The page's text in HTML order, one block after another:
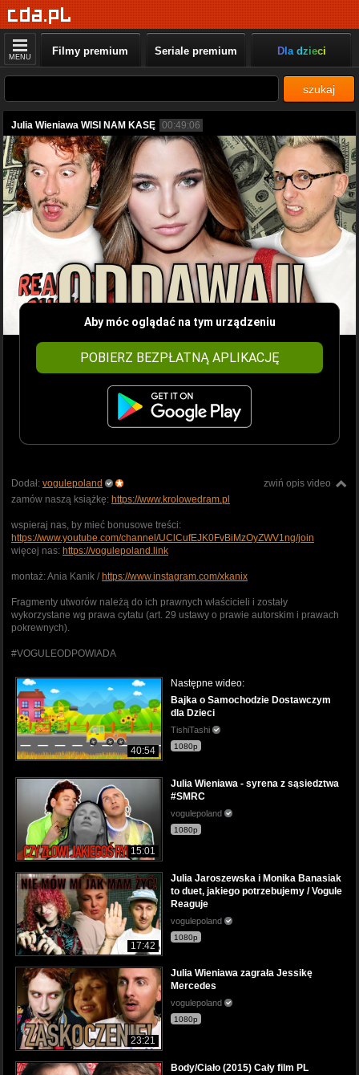
MENU Filmy premium Seriale premium Dla dzieci
szukaj
Julia Wieniawa WISI NAM KASĘ 00:49:06
Aby móc oglądać na tym urządzeniu
POBIERZ BEZPŁATNĄ APLIKACJĘ
zwiń opis video
Dodał: vogulepoland
zamów naszą książkę: https://www.krolowedram.pl
wspieraj nas, by mieć bonusowe treści:
https://www.youtube.com/channel/UClCufEJK0FvBiMzOyZWV1ng/join
więcej nas: https://vogulepoland.link
montaż: Ania Kanik / https://www.instagram.com/xkanix
Fragmenty utworów należą do ich prawnych właścicieli i zostały
wykorzystane wg prawa cytatu (art. 29 ustawy o prawie autorskim i prawach
pokrewnych).
#VOGULEODPOWIADA
40:54
Następne wideo:
Bajka o Samochodzie Dostawczym
dla Dzieci
TishiTashi
1080p
15:01
Julia Wieniawa - syrena z sąsiedztwa
#SMRC
vogulepoland
1080p
17:42
Julia Jaroszewska i Monika Banasiak
to duet, jakiego potrzebujemy / Vogule
Reaguje
vogulepoland
1080p
23:21
Julia Wieniawa zagrała Jessikę
Mercedes
vogulepoland
1080p
Body/Ciało (2015) Cały film PL